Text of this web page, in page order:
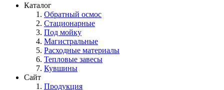
Каталог
Обратный осмос
Стационарные
Под мойку
Магистральные
Расходные материалы
Тепловые завесы
Кувшины
Сайт
Продукция